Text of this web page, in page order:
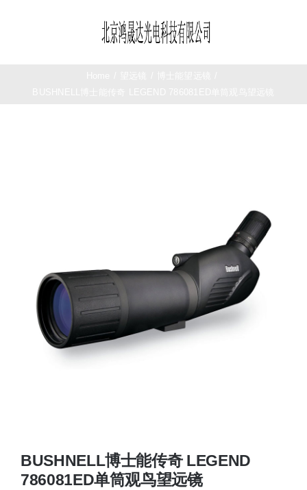
BUSHNELL博士能传奇 LEGEND
786081ED单筒观鸟望远镜